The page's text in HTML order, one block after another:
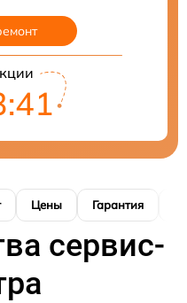
Цены Гарантия
сервис-